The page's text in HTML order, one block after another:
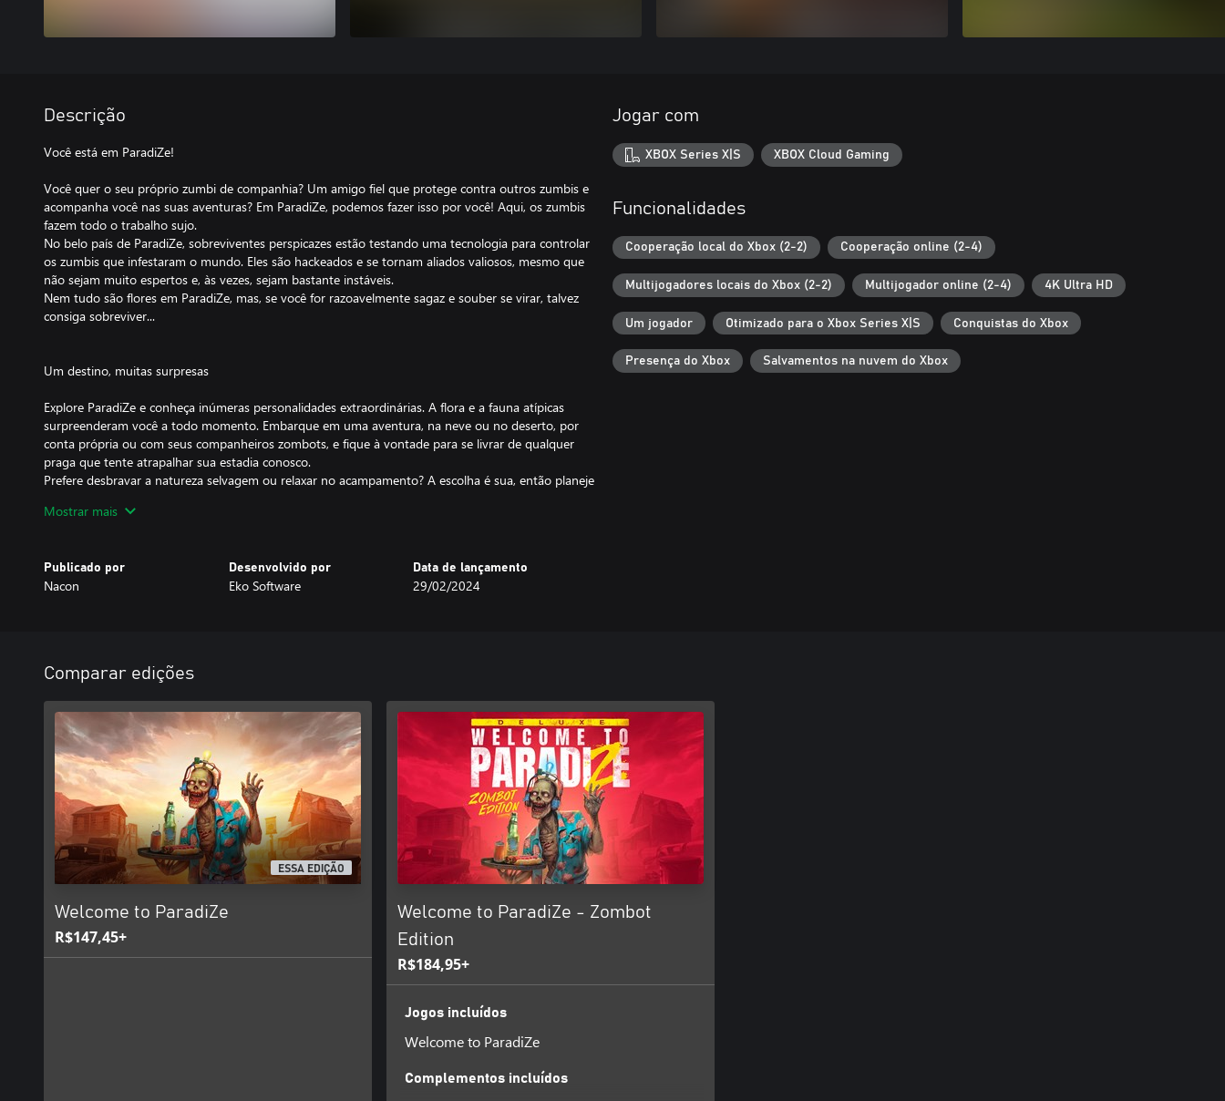
Descrição
Você está em ParadiZe!
Você quer o seu próprio zumbi de companhia? Um amigo fiel que protege contra outros zumbis e
acompanha você nas suas aventuras? Em ParadiZe, podemos fazer isso por você! Aqui, os zumbis
fazem todo o trabalho sujo.
No belo país de ParadiZe, sobreviventes perspicazes estão testando uma tecnologia para controlar
os zumbis que infestaram o mundo. Eles são hackeados e se tornam aliados valiosos, mesmo que
não sejam muito espertos e, às vezes, sejam bastante instáveis.
Nem tudo são flores em ParadiZe, mas, se você for razoavelmente sagaz e souber se virar, talvez
consiga sobreviver...
Um destino, muitas surpresas
Explore ParadiZe e conheça inúmeras personalidades extraordinárias. A flora e a fauna atípicas
surpreenderam você a todo momento. Embarque em uma aventura, na neve ou no deserto, por
conta própria ou com seus companheiros zombots, e fique à vontade para se livrar de qualquer
praga que tente atrapalhar sua estadia conosco.
Prefere desbravar a natureza selvagem ou relaxar no acampamento? A escolha é sua, então planeje
Entretanto, recomendamos não se aproximar muito dos habitantes. Eles são um pouco...
Lar, doce lar
armadilhas e fortificações para afastar os zumbis, que têm o péssimo hábito de não deixar você em
paz.
Não é fácil manter um acampamento funcionando, mas, se você não levar jeito para tarefas
domésticas, temos a solução! Como já mencionamos, os zumbis fazem todo o trabalho sujo aqui.
Quanto mais, melhor...
Você pode não se misturar ou se enturmar.
Convide até três amigos para desfrutar dessa experiência inesquecível com você.
ParadiZe recebe a todos de braços abertos!
E então? O que está esperando?
Mostrar mais
Publicado por
Nacon
Desenvolvido por
Eko Software
Data de lançamento
29/02/2024
Jogar com
XBOX Series X|S XBOX Cloud Gaming
Funcionalidades
Cooperação local do Xbox (2-2) Cooperação online (2-4)
Multijogadores locais do Xbox (2-2) Multijogador online (2-4) 4K Ultra HD
Um jogador Otimizado para o Xbox Series X|S Conquistas do Xbox
Presença do Xbox Salvamentos na nuvem do Xbox
Comparar edições
ESSA EDIÇÃO
Welcome to ParadiZe
R$147,45+
Welcome to ParadiZe - Zombot
Edition
R$184,95+
Jogos incluídos
Welcome to ParadiZe
Complementos incluídos